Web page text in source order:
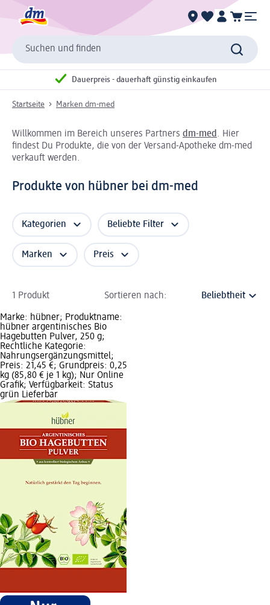
Suchen und finden
Dauerpreis - dauerhaft günstig einkaufen
Startseite Marken dm-med
Willkommen im Bereich unseres Partners dm-med . Hier
findest Du Produkte, die von der Versand-Apotheke dm-med
verkauft werden.
Produkte von hübner bei dm-med
Kategorien Beliebte Filter
Marken Preis
1 Produkt Sortieren nach:
Marke: hübner; Produktname:
hübner argentinisches Bio
Hagebutten Pulver, 250 g;
Rechtliche Kategorie:
Nahrungsergänzungsmittel;
Preis: 21,45 €; Grundpreis: 0,25
kg (85,80 € je 1 kg); Nur Online
Grafik; Verfügbarkeit: Status
grün Lieferbar